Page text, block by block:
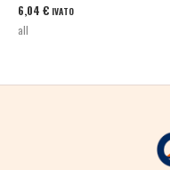
6,04 € IVATO
all